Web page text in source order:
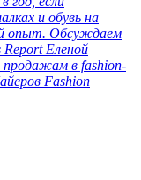
и обувь на
опыт. Обсуждаем
Еленой
продажам в fashion-
Fashion